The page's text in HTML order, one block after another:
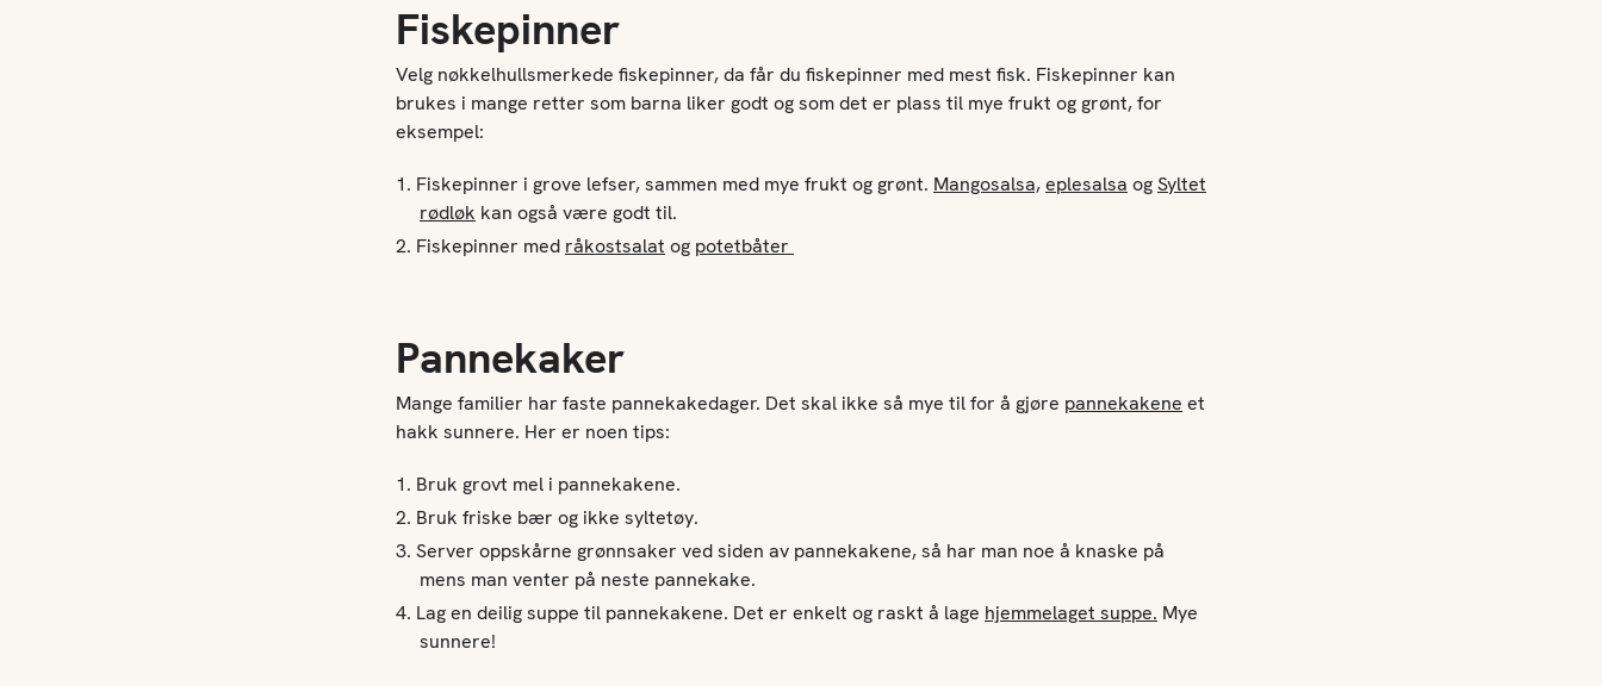
Fiskepinner
Velg nøkkelhullsmerkede fiskepinner, da får du fiskepinner med mest fisk. Fiskepinner kan
brukes i mange retter som barna liker godt og som det er plass til mye frukt og grønt, for
eksempel:
Fiskepinner i grove lefser, sammen med mye frukt og grønt. Mangosalsa,eplesalsa ogSyltet
rødløk kan også være godt til.
Fiskepinner med råkostsalat og potetbåter
Pannekaker
Mange familier har faste pannekakedager. Det skal ikke så mye til for å gjøre pannekakene et
hakk sunnere. Her er noen tips:
Bruk grovt mel i pannekakene.
Bruk friske bær og ikke syltetøy.
Server oppskårne grønnsaker ved siden av pannekakene, så har man noe å knaske på
mens man venter på neste pannekake.
Lag en deilig suppe til pannekakene. Det er enkelt og raskt å lage hjemmelaget suppe. Mye
sunnere!